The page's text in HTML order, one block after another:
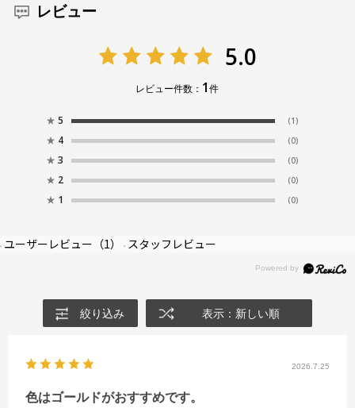
レビュー
5.0
レビュー件数： 1件
★ 5 (1)
★ 4 (0)
★ 3 (0)
★ 2 (0)
★ 1 (0)
ユーザーレビュー （1） スタッフレビュー
絞り込み 表示：新しい順
2026.7.25
色はゴールドがおすすめです。